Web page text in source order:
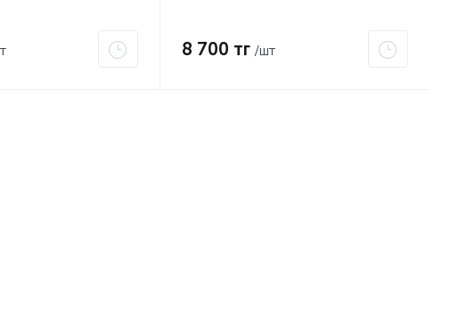
8 700 тг /шт